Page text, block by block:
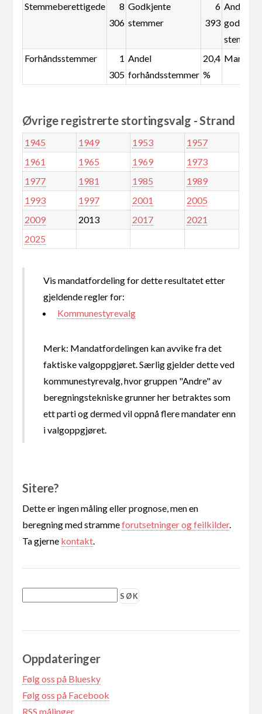
Stemmeberettigede
8
306
Godkjente
stemmer
6
393
Andel
stemmer
Forhåndsstemmer
1
305
Andel
forhåndsstemmer
20,4
%
Øvrige registrerte stortingsvalg - Strand
1945 1949 1953
1957
1961
1965 1969
1973
1977
1981 1985
1989
1993
1997 2001
2005
2009
2013 2017
2021
2025
Vis mandatfordeling for dette resultatet etter
gjeldende regler for:
Kommunestyrevalg
Merk: Mandatfordelingen kan avvike fra det
faktiske valgoppgjøret. Særlig gjelder dette ved
kommunestyrevalg, hvor gruppen "Andre" av
beregningstekniske grunner her betraktes som
ett parti og dermed vil oppnå flere mandater enn
i valgoppgjøret.
Sitere?
Dette er ingen måling eller prognose, men en
beregning med strammeforutsetninger og feilkilder.
Ta gjerne kontakt.
Oppdateringer
Følg oss på Bluesky
Følg oss på Facebook
RSS målinger